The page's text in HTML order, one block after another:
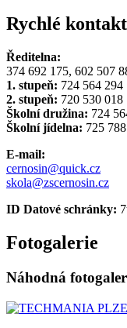
Rychlé
Ředitelna:
374 692 175, 602 507
1. stupeň: 724 564 294
2. stupeň: 720 530 018
Školní družina: 724
Školní jídelna: 725
E-mail:
cernosin@quick.cz
skola@zscernosin.cz
ID Datové schránky:
Fotogalerie
Náhodná